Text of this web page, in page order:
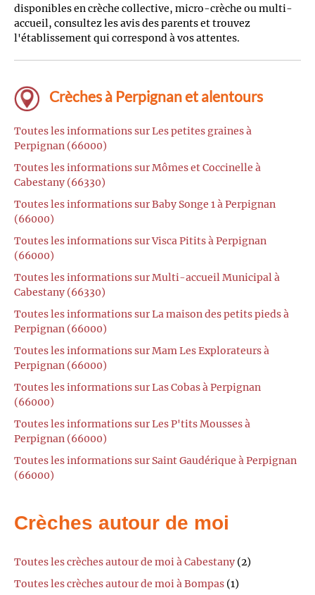
disponibles en crèche collective, micro-crèche ou multi-
accueil, consultez les avis des parents et trouvez
l'établissement qui correspond à vos attentes.
Crèches à Perpignan et alentours
Toutes les informations sur Les petites graines à
Perpignan (66000)
Toutes les informations sur Mômes et Coccinelle à
Cabestany (66330)
Toutes les informations sur Baby Songe 1 à Perpignan
(66000)
Toutes les informations sur Visca Pitits à Perpignan
(66000)
Toutes les informations sur Multi-accueil Municipal à
Cabestany (66330)
Toutes les informations sur La maison des petits pieds à
Perpignan (66000)
Toutes les informations sur Mam Les Explorateurs à
Perpignan (66000)
Toutes les informations sur Las Cobas à Perpignan
(66000)
Toutes les informations sur Les P'tits Mousses à
Perpignan (66000)
Toutes les informations sur Saint Gaudérique à Perpignan
(66000)
Crèches autour de moi
Toutes les crèches autour de moi à Cabestany (2)
Toutes les crèches autour de moi à Bompas (1)